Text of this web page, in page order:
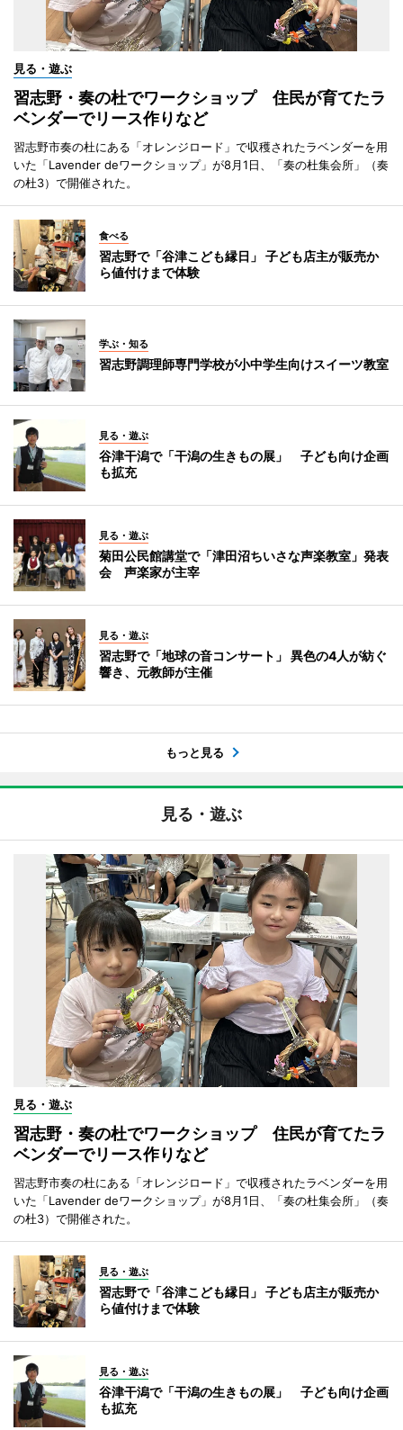
見る・遊ぶ
習志野・奏の杜でワークショップ 住民が育てたラ
ベンダーでリース作りなど
習志野市奏の杜にある「オレンジロード」で収穫されたラベンダーを用
いた「Lavender deワークショップ」が8月1日、「奏の杜集会所」（奏
の杜3）で開催された。
食べる
習志野で「谷津こども縁日」 子ども店主が販売か
ら値付けまで体験
学ぶ・知る
習志野調理師専門学校が小中学生向けスイーツ教室
見る・遊ぶ
谷津干潟で「干潟の生きもの展」 子ども向け企画
も拡充
見る・遊ぶ
菊田公民館講堂で「津田沼ちいさな声楽教室」発表
会 声楽家が主宰
見る・遊ぶ
習志野で「地球の音コンサート」 異色の4人が紡ぐ
響き、元教師が主催
もっと見る
見る・遊ぶ
見る・遊ぶ
習志野・奏の杜でワークショップ 住民が育てたラ
ベンダーでリース作りなど
習志野市奏の杜にある「オレンジロード」で収穫されたラベンダーを用
いた「Lavender deワークショップ」が8月1日、「奏の杜集会所」（奏
の杜3）で開催された。
見る・遊ぶ
習志野で「谷津こども縁日」 子ども店主が販売か
ら値付けまで体験
見る・遊ぶ
谷津干潟で「干潟の生きもの展」 子ども向け企画
も拡充